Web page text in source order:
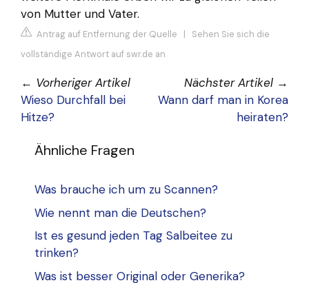
von Mutter und Vater.
Antrag auf Entfernung der Quelle | Sehen Sie sich die
vollständige Antwort auf swr.de an
← Vorheriger Artikel
Wieso Durchfall bei
Hitze?
Nächster Artikel →
Wann darf man in Korea
heiraten?
Ähnliche Fragen
Was brauche ich um zu Scannen?
Wie nennt man die Deutschen?
Ist es gesund jeden Tag Salbeitee zu
trinken?
Was ist besser Original oder Generika?